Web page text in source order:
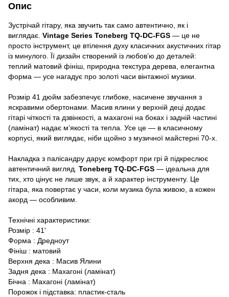
Опис
Зустрічай гітару, яка звучить так само автентично, як і
виглядає. Vintage Series Toneberg TQ-DC-FGS — це не
просто інструмент, це втілення духу класичних акустичних гітар
із минулого. Її дизайн створений із любов’ю до деталей:
теплий матовий фініш, природна текстура дерева, елегантна
форма — усе нагадує про золоті часи вінтажної музики.
Розмір 41 дюйм забезпечує глибоке, насичене звучання з
яскравими обертонами. Масив ялини у верхній деці додає
гітарі чіткості та дзвінкості, а махагоні на боках і задній частині
(ламінат) надає м’якості та тепла. Усе це — в класичному
корпусі, який виглядає, ніби щойно з музичної майстерні 70-х.
Накладка з палісандру дарує комфорт при грі й підкреслює
автентичний вигляд. Toneberg TQ-DC-FGS — ідеальна для
тих, хто цінує не лише звук, а й характер інструменту. Це
гітара, яка повертає у часи, коли музика була живою, а кожен
акорд — особливим.
Технічні характеристики:
Розмір : 41'
Форма : Дредноут
Фініш : матовий
Верхня дека : Масив Ялини
Задня дека : Махагоні (ламінат)
Бічна : Махагоні (ламінат)
Порожок і підставка: пластик-сталь